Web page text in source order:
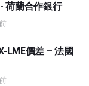
荷蘭合作銀行
LME價差 – 法國